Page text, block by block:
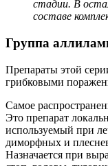
стадии. В
составе
Группа
Препараты этой
грибковыми
Самое
Это препарат
используемый при
диморфных и
Назначается при